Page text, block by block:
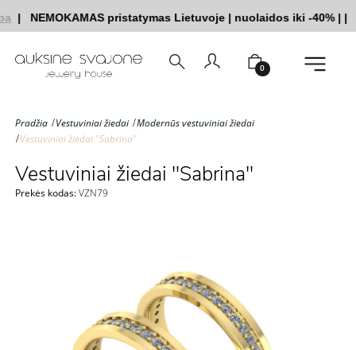
NEMOKAMAS pristatymas Lietuvoje|nuolaidos iki -40%||
0
Pradžia Vestuviniai žiedai
Modernūs vestuviniai žiedai
Vestuviniai žiedai "Sabrina"
Vestuviniai žiedai "Sabrina"
Prekės kodas:VZN79